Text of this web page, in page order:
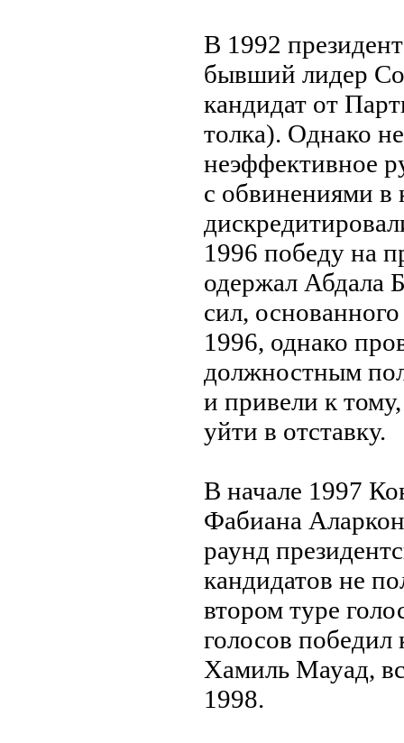
В 1992
бывший лидер
кандидат от
толка). Однако
нeэффективное
с обвинeниями в
1996 победу на
одержал Абдала
сил,
1996, однако
должностным
и привели к
уйти в отставку.
В начале 1997
Фабиана
раунд
кандидатов нe
втором туре
голосов
Хамиль Мауад,
1998.